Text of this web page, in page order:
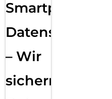
Smartphone
Datensicherung
– Wir
sichern